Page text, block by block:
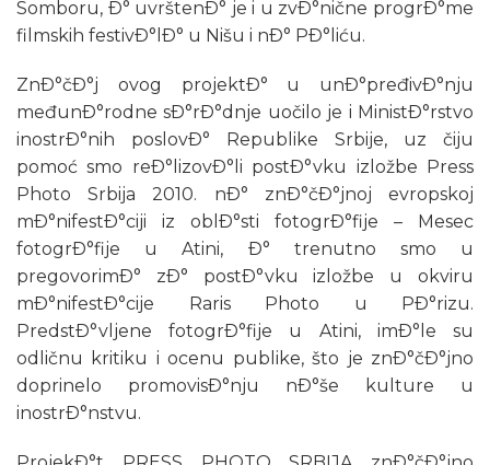
Somboru, Ð° uvrštenÐ° je i u zvÐ°nične progrÐ°me
filmskih festivÐ°lÐ° u Nišu i nÐ° PÐ°liću.
ZnÐ°čÐ°j ovog projektÐ° u unÐ°pređivÐ°nju
međunÐ°rodne sÐ°rÐ°dnje uočilo je i MinistÐ°rstvo
inostrÐ°nih poslovÐ° Republike Srbije, uz čiju
pomoć smo reÐ°lizovÐ°li postÐ°vku izložbe Press
Photo Srbija 2010. nÐ° znÐ°čÐ°jnoj evropskoj
mÐ°nifestÐ°ciji iz oblÐ°sti fotogrÐ°fije – Mesec
fotogrÐ°fije u Atini, Ð° trenutno smo u
pregovorimÐ° zÐ° postÐ°vku izložbe u okviru
mÐ°nifestÐ°cije Raris Photo u PÐ°rizu.
PredstÐ°vljene fotogrÐ°fije u Atini, imÐ°le su
odličnu kritiku i ocenu publike, što je znÐ°čÐ°jno
doprinelo promovisÐ°nju nÐ°še kulture u
inostrÐ°nstvu.